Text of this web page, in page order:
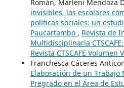
Román, Marleni Mendoza
invisibles, los escolares
políticas sociales: un
Paucartambo , Revista de
Multidisciplinaria
Revista CTSCAFE Volumen
Franchesca Cáceres
Elaboración de un
Pregrado en el Área de